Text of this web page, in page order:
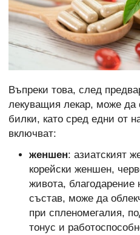
Въпреки това, след
лекуващия лекар, може да
билки, като сред едни от
включват:
женшен: азиатският
корейски женшен,
живота, благодарение
състав, може да
при спленомегалия,
тонус и